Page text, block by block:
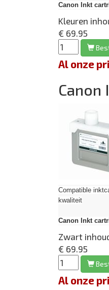
Canon Inkt
Kleuren
€ 69.95
Al onze
Canon
Compatible
kwaliteit
Canon Inkt
Zwart
€ 69.95
Al onze